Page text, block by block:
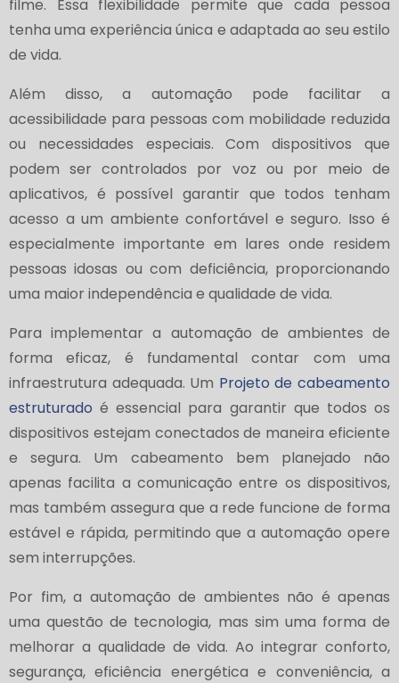
filme. Essa flexibilidade permite que cada pessoa
tenha uma experiência única e adaptada ao seu estilo
de vida.
Além disso, a automação pode facilitar a
acessibilidade para pessoas com mobilidade reduzida
ou necessidades especiais. Com dispositivos que
podem ser controlados por voz ou por meio de
aplicativos, é possível garantir que todos tenham
acesso a um ambiente confortável e seguro. Isso é
especialmente importante em lares onde residem
pessoas idosas ou com deficiência, proporcionando
uma maior independência e qualidade de vida.
Para implementar a automação de ambientes de
forma eficaz, é fundamental contar com uma
infraestrutura adequada. Um Projeto de cabeamento
estruturado é essencial para garantir que todos os
dispositivos estejam conectados de maneira eficiente
e segura. Um cabeamento bem planejado não
apenas facilita a comunicação entre os dispositivos,
mas também assegura que a rede funcione de forma
estável e rápida, permitindo que a automação opere
sem interrupções.
Por fim, a automação de ambientes não é apenas
uma questão de tecnologia, mas sim uma forma de
melhorar a qualidade de vida. Ao integrar conforto,
segurança, eficiência energética e conveniência, a